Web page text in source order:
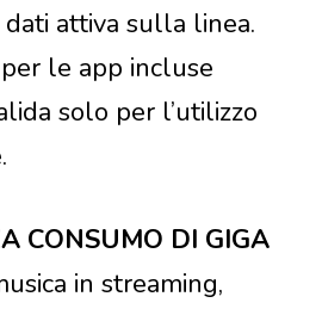
dati attiva sulla linea.
le app incluse
solo per l’utilizzo
CONSUMO DI GIGA
in streaming,